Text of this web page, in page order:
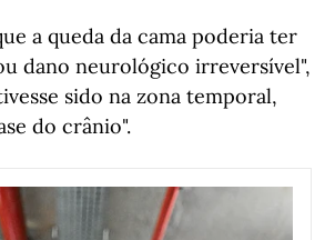
a queda da cama poderia ter
dano neurológico irreversível",
sido na zona temporal,
do crânio".